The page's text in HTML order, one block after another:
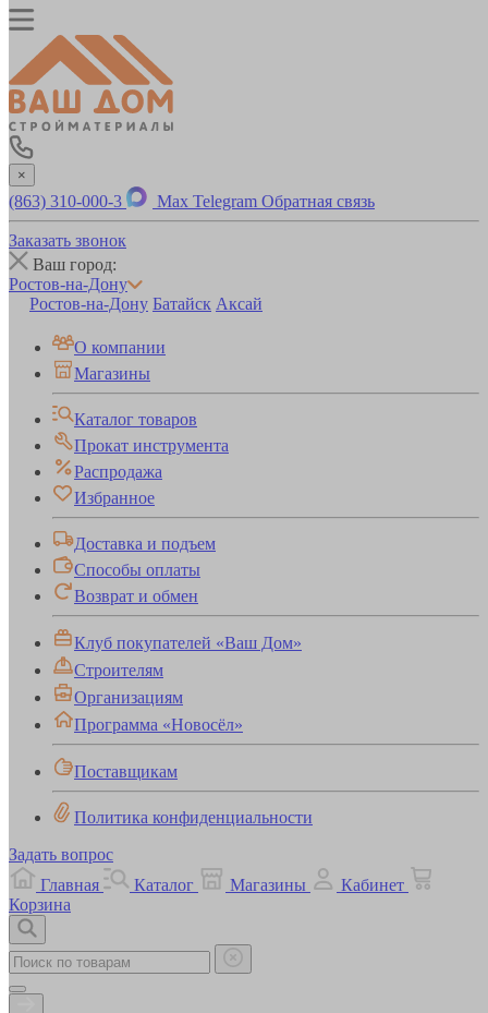
×
(863) 310-000-3 Max Telegram Обратная связь
Заказать звонок
Ваш город:
Ростов-на-Дону
Ростов-на-Дону Батайск Аксай
О компании
Магазины
Каталог товаров
Прокат инструмента
Распродажа
Избранное
Доставка и подъем
Способы оплаты
Возврат и обмен
Клуб покупателей «Ваш Дом»
Строителям
Организациям
Программа «Новосёл»
Поставщикам
Политика конфиденциальности
Задать вопрос
Главная
Каталог Магазины
Кабинет
Корзина